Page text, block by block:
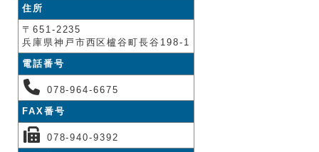
住所
〒651-2235
兵庫県神戸市西区櫨谷町長谷198-1
電話番号
078-964-6675
FAX番号
078-940-9392